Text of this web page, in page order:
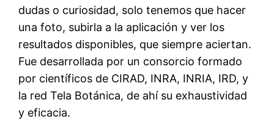
dudas o curiosidad, solo tenemos que hacer
una foto, subirla a la aplicación y ver los
resultados disponibles, que siempre aciertan.
Fue desarrollada por un consorcio formado
por científicos de CIRAD, INRA, INRIA, IRD, y
la red Tela Botánica, de ahí su exhaustividad
y eficacia.